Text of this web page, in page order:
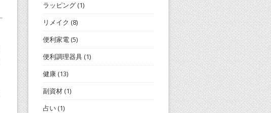
ラッピング(1)
リメイク (8)
便利家電(5)
便利調理器具(1)
健康(13)
副資材(1)
占い(1)